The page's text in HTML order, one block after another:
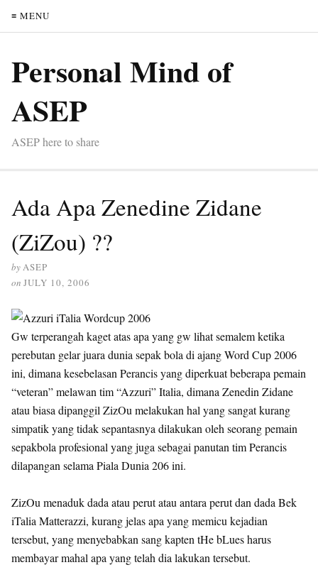
≡ MENU
Personal Mind of
ASEP
ASEP here to share
Ada Apa Zenedine Zidane
(ZiZou) ??
byASEP
on JULY 10, 2006
Gw terperangah kaget atas apa yang gw lihat semalem ketika
perebutan gelar juara dunia sepak bola di ajang Word Cup 2006
ini, dimana kesebelasan Perancis yang diperkuat beberapa pemain
“veteran” melawan tim “Azzuri” Italia, dimana Zenedin Zidane
atau biasa dipanggil ZizOu melakukan hal yang sangat kurang
simpatik yang tidak sepantasnya dilakukan oleh seorang pemain
sepakbola profesional yang juga sebagai panutan tim Perancis
dilapangan selama Piala Dunia 206 ini.
ZizOu menaduk dada atau perut atau antara perut dan dada Bek
iTalia Matterazzi, kurang jelas apa yang memicu kejadian
tersebut, yang menyebabkan sang kapten tHe bLues harus
membayar mahal apa yang telah dia lakukan tersebut.